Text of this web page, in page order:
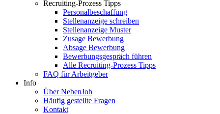
Recruiting-Prozess Tipps
Personalbeschaffung
Stellenanzeige schreiben
Stellenanzeige Muster
Zusage Bewerbung
Absage Bewerbung
Bewerbungsgespräch führen
Alle Recruiting-Prozess Tipps
FAQ für Arbeitgeber
Info
Über NebenJob
Häufig gestellte Fragen
Kontakt